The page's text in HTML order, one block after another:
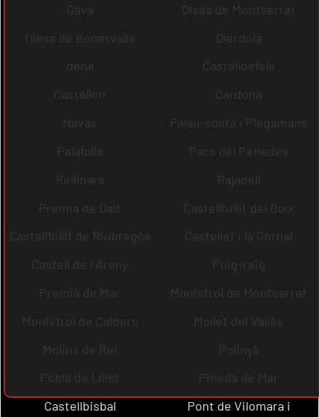
Gavà
Olesa de Montserrat
Olesa de Bonesvalls
Olèrdola
dena
Castelldefels
Castellcir
Cardona
Navas
Palau-solità i Plegamans
Palafolls
Pacs del Penedès
Rellinars
Rajadell
Premià de Dalt
Castellfullit del Boix
Castellfollit de Riubregós
Castellet i la Gornal
Castell de l´Areny
Puig-reig
Premià de Mar
Monistrol de Montserrat
Monistrol de Calders
Mollet del Vallès
Molins de Rei
Polinyà
Pobla de Lillet
Pineda de Mar
Castellbisbal
Pont de Vilomara i